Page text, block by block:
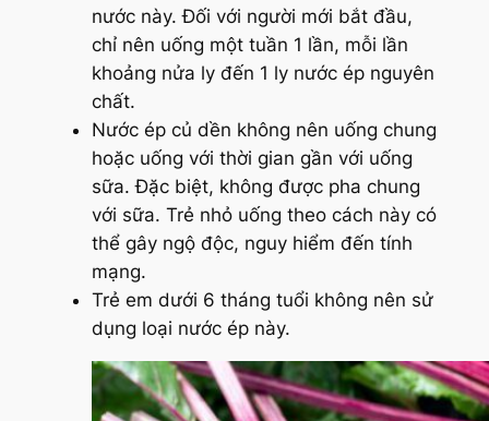
nước này. Đối với người mới bắt đầu,
chỉ nên uống một tuần 1 lần, mỗi lần
khoảng nửa ly đến 1 ly nước ép nguyên
chất.
Nước ép củ dền không nên uống chung
hoặc uống với thời gian gần với uống
sữa. Đặc biệt, không được pha chung
với sữa. Trẻ nhỏ uống theo cách này có
thể gây ngộ độc, nguy hiểm đến tính
mạng.
Trẻ em dưới 6 tháng tuổi không nên sử
dụng loại nước ép này.